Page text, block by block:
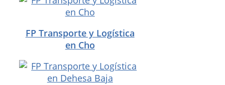
FP Transporte y Logística
en Cho